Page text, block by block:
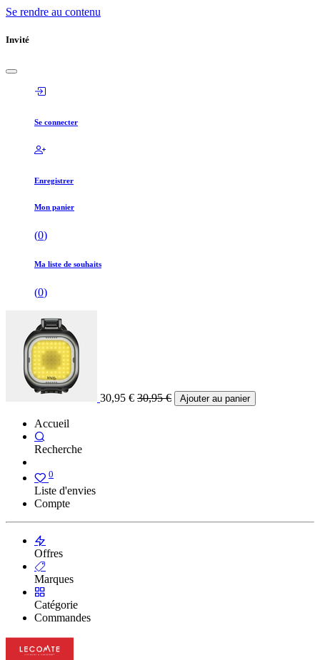
Se rendre au contenu
Invité
Se connecter
Enregistrer
Mon panier
(0)
Ma liste de souhaits
(0)
30,95 € 30,95€ Ajouter au panier
Accueil
Recherche
0
Liste d'envies
Compte
Offres
Marques
Catégorie
Commandes